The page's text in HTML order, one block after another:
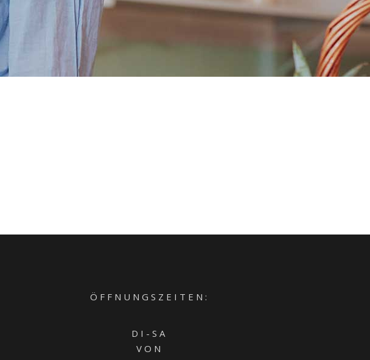
Ö F F N U N G S Z E I T E N :
D I - S A
V O N